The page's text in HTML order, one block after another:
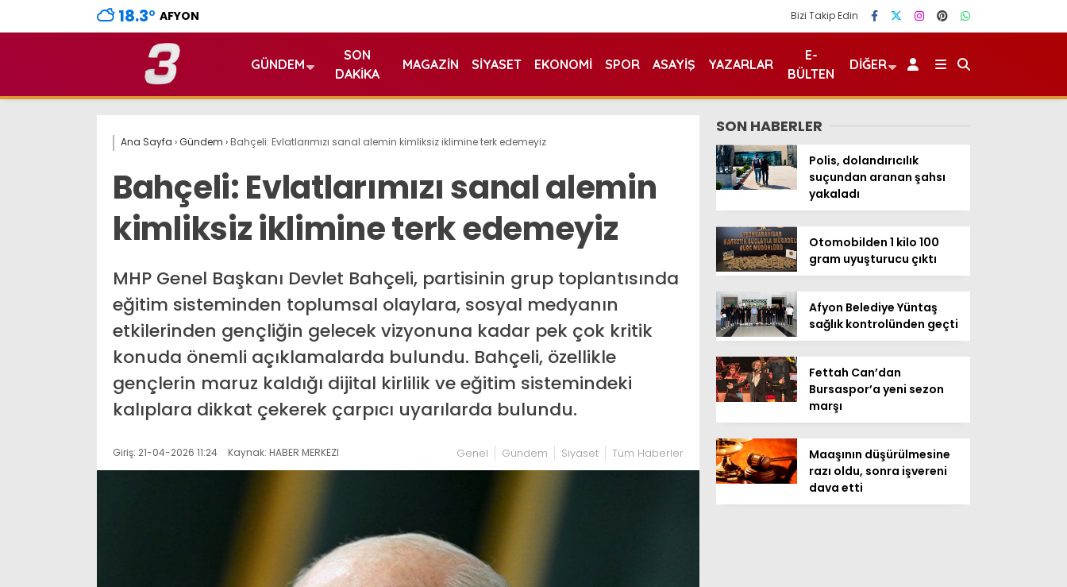
18.3° AFYON Bizi Takip Edin
GÜNDEM
SON
DAKIKA
MAGAZIN SIYASET EKONOMI SPOR ASAYIŞ YAZARLAR
E-
BÜLTEN
DIĞER
Ana Sayfa ›Gündem › Bahçeli: Evlatlarımızı sanal alemin kimliksiz iklimine terk edemeyiz
Bahçeli: Evlatlarımızı sanal alemin
kimliksiz iklimine terk edemeyiz
MHP Genel Başkanı Devlet Bahçeli, partisinin grup toplantısında
eğitim sisteminden toplumsal olaylara, sosyal medyanın
etkilerinden gençliğin gelecek vizyonuna kadar pek çok kritik
konuda önemli açıklamalarda bulundu. Bahçeli, özellikle
gençlerin maruz kaldığı dijital kirlilik ve eğitim sistemindeki
kalıplara dikkat çekerek çarpıcı uyarılarda bulundu.
Giriş: 21-04-2026 11:24 Kaynak: HABER MERKEZI Genel Gündem Siyaset Tüm Haberler
SON HABERLER
Polis, dolandırıcılık
suçundan aranan şahsı
yakaladı
Otomobilden 1 kilo 100
gram uyuşturucu çıktı
Afyon Belediye Yüntaş
sağlık kontrolünden geçti
Fettah Can’dan
Bursaspor’a yeni sezon
marşı
Maaşının düşürülmesine
razı oldu, sonra işvereni
dava etti